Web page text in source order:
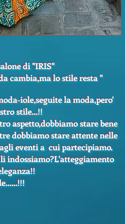
di ''IRIS''
cambia,ma lo stile resta ''
iole,seguite la moda,pero'
stile...!!
aspetto,dobbiamo stare bene
dobbiamo stare attente nelle
eventi a cui partecipiamo.
indossiamo?L'atteggiamento